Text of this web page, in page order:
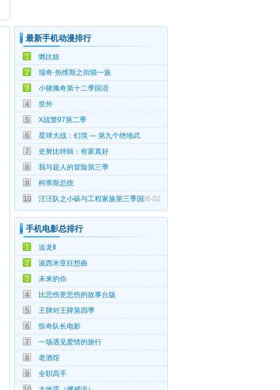
最新手机动漫排行
1 燃比娃
2 瑞奇·热维斯之街猫一族
3 小猪佩奇第十二季国语
4 世外
5 X战警97第二季
6 星球大战：幻境 — 第九个绝地武
7 史努比特辑：有家真好
8 我与超人的冒险第三季
9 柯蒂斯总统
10 汪汪队之小砾与工程家族第三季国08-02
手机电影总排行
1 追龙Ⅱ
2 波西米亚狂想曲
3 未来的你
4 比悲伤更悲伤的故事台版
5 王牌对王牌第四季
6 惊奇队长电影
7 一场遇见爱情的旅行
8 老酒馆
9 全职高手